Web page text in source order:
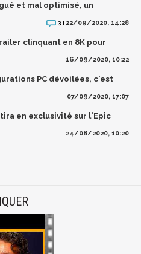
et mal optimisé, un
3 | 22/09/2020, 14:28
clinquant en 8K pour
16/09/2020, 10:22
PC dévoilées, c'est
07/09/2020, 17:07
en exclusivité sur l'Epic
24/08/2020, 10:20